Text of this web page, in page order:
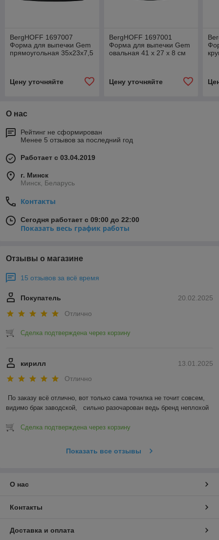
BergHOFF 1697007
Форма для выпечки Gem
прямоугольная 35х23х7,5
Цену уточняйте
BergHOFF 1697001
Форма для выпечки Gem
овальная 41 х 27 х 8 см
Цену уточняйте
О нас
Рейтинг не сформирован
Менее 5 отзывов за последний год
Работает с 03.04.2019
г. Минск
Минск, Беларусь
Контакты
Сегодня работает с 09:00 до 22:00
Показать весь график работы
Отзывы о магазине
15 отзывов за всё время
20.02.2025
Покупатель
Отлично
Сделка подтверждена через корзину
13.01.2025
кирилл
Отлично
По заказу всё отлично, вот только сама точилка не точит совсем,
видимо брак заводской,   сильно разочарован ведь бренд неплохой
Сделка подтверждена через корзину
Показать все отзывы
О нас
Контакты
Доставка и оплата